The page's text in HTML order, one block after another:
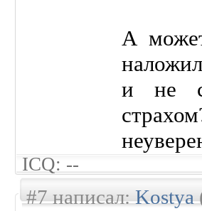
А
и не
ICQ: --
#7 написал:Kostya